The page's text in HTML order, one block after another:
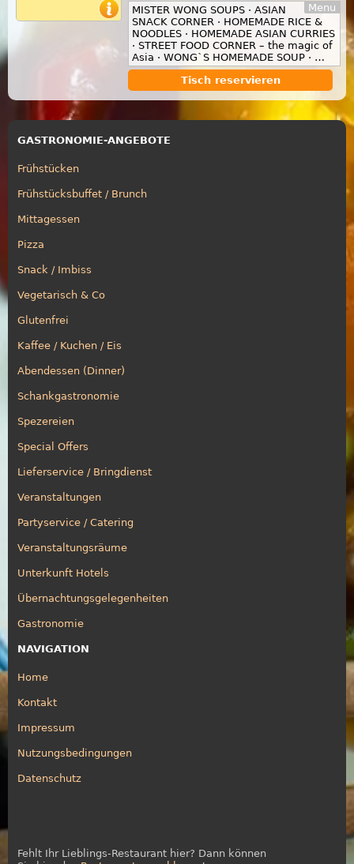
Menu
MISTER WONG SOUPS · ASIAN
SNACK CORNER · HOMEMADE RICE &
NOODLES · HOMEMADE ASIAN CURRIES
· STREET FOOD CORNER – the magic of
Asia · WONG`S HOMEMADE SOUP · …
Tisch reservieren
GASTRONOMIE-ANGEBOTE
Frühstücken
Frühstücksbuffet / Brunch
Mittagessen
Pizza
Snack / Imbiss
Vegetarisch & Co
Glutenfrei
Kaffee / Kuchen / Eis
Abendessen (Dinner)
Schankgastronomie
Spezereien
Special Offers
Lieferservice / Bringdienst
Veranstaltungen
Partyservice / Catering
Veranstaltungsräume
Unterkunft Hotels
Übernachtungsgelegenheiten
Gastronomie
NAVIGATION
Home
Kontakt
Impressum
Nutzungsbedingungen
Datenschutz
Fehlt Ihr Lieblings-Restaurant hier? Dann können